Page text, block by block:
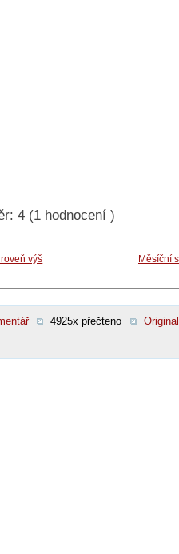
4 (1 hodnocení )
výš Měsíční
4925x přečteno
Original